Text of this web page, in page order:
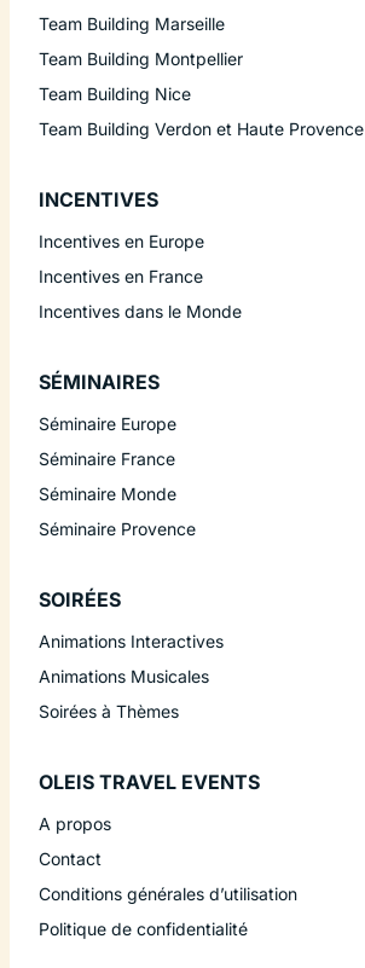
Team Building Marseille
Team Building Montpellier
Team Building Nice
Team Building Verdon et Haute Provence
INCENTIVES
Incentives en Europe
Incentives en France
Incentives dans le Monde
SÉMINAIRES
Séminaire Europe
Séminaire France
Séminaire Monde
Séminaire Provence
SOIRÉES
Animations Interactives
Animations Musicales
Soirées à Thèmes
OLEIS TRAVEL EVENTS
A propos
Contact
Conditions générales d’utilisation
Politique de confidentialité